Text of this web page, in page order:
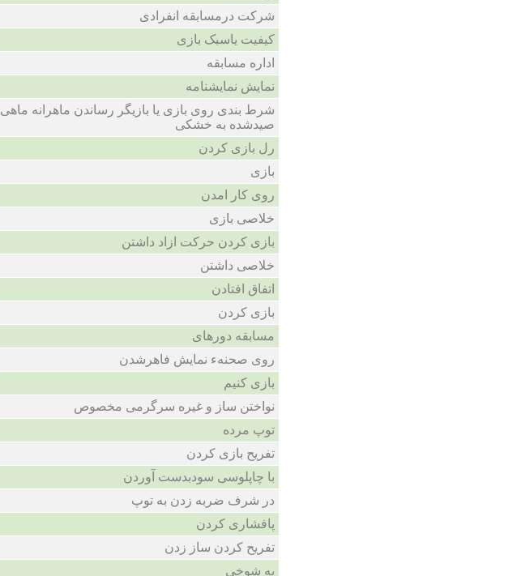
شرکت درمسابقه انفرادی
کیفیت یاسبک بازی
اداره مسابقه
نمایش نمایشنامه
شرط بندی روی بازی یا بازیگر رساندن ماهرانه ماهی
صیدشده به خشکی
رل بازی کردن
بازی
روی کار امدن
خلاصی بازی
بازی کردن حرکت ازاد داشتن
خلاصی داشتن
اتفاق افتادن
بازی کردن
مسابقه دورهای
روی صحنهء نمایش فاهرشدن
بازی کنیم
نواختن ساز و غیره سرگرمی مخصوص
توپ مرده
تفریح بازی کردن
با چاپلوسی سودبدست آوردن
در شرف ضربه زدن به توپ
پافشاری کردن
تفریح کردن ساز زدن
به شوخی